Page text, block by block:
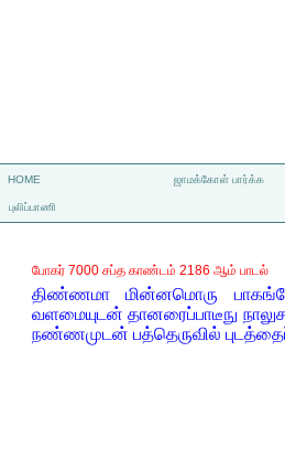
HOME ஜாமக்கோள் பார்க்க
புலிப்பாணி
போகர் 7000 சப்த காண்டம் 2186 ஆம் பாடல்
திண்ணமா மின்னமொரு
வளமையுடன் தானரைப்பாடீநு
நண்ணமுடன் பத்தெருவில்